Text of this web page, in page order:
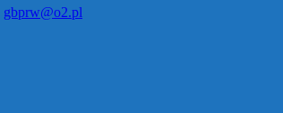
gbprw@o2.pl